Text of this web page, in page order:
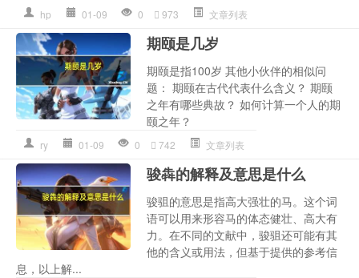
hp 01-09 0 973 文章列表
期颐是几岁
期颐是指100岁 其他小伙伴的相似问
题： 期颐在古代代表什么含义？ 期颐
之年有哪些典故？ 如何计算一个人的期
颐之年？
ry 01-09 0 742 文章列表
骏犇的解释及意思是什么
骏驵的意思是指高大强壮的马。这个词
语可以用来形容马的体态健壮、高大有
力。在不同的文献中，骏驵还可能有其
他的含义或用法，但基于提供的参考信
息，以上解...